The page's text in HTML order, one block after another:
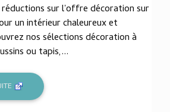
sur l'offre décoration sur
un intérieur chaleureux et
nos sélections décoration à
ou tapis,...